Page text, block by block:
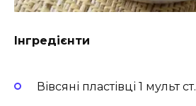
Інгредієнти
Вівсяні пластівці 1 мульт ст.